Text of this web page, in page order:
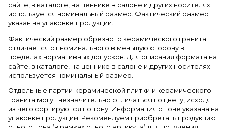
сайте, в каталоге, на ценнике в салоне и других носителях
используется номинальный размер. Фактический размер
указан на упаковке продукции.
Фактический размер обрезного керамического гранита
отличается от номинального в меньшую сторону в
пределах нормативных допусков. Для описания формата на
сайте, в каталоге, на ценнике в салоне и других носителях
используется номинальный размер.
Отдельные партии керамической плитки и керамического
гранита могут незначительно отличаться по цвету, исходя
из чего сортируются по тону. Информация о тоне указана на
упаковке продукции. Рекомендуем приобретать продукцию